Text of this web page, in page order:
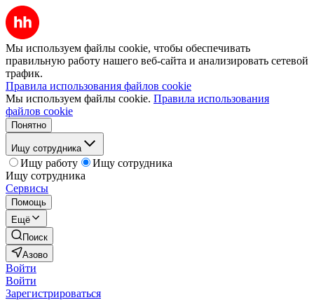
Мы используем файлы cookie, чтобы обеспечивать
правильную работу нашего веб-сайта и анализировать сетевой
трафик.
Правила использования файлов cookie
Мы используем файлы cookie. Правила использования
файлов cookie
Понятно
Ищу сотрудника
Ищу работу
Ищу сотрудника
Ищу сотрудника
Сервисы
Помощь
Ещё
Поиск
Азово
Войти
Войти
Зарегистрироваться